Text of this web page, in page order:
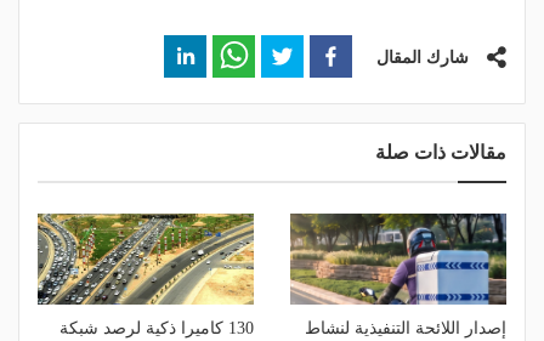
شارك المقال
مقالات ذات صلة
إصدار اللائحة التنفيذية لنشاط
130 كاميرا ذكية لرصد شبكة